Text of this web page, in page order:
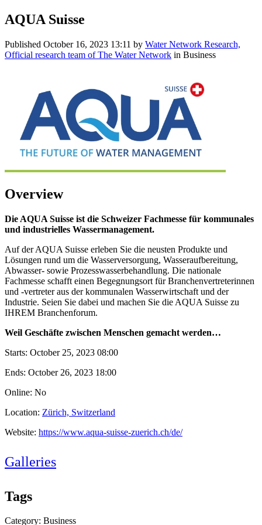
AQUA Suisse
Published October 16, 2023 13:11 by Water Network Research,
Official research team of The Water Network in Business
Overview
Die AQUA Suisse ist die Schweizer Fachmesse für kommunales
und industrielles Wassermanagement.
Auf der AQUA Suisse erleben Sie die neusten Produkte und
Lösungen rund um die Wasserversorgung, Wasseraufbereitung,
Abwasser- sowie Prozesswasserbehandlung. Die nationale
Fachmesse schafft einen Begegnungsort für Branchenvertreterinnen
und -vertreter aus der kommunalen Wasserwirtschaft und der
Industrie. Seien Sie dabei und machen Sie die AQUA Suisse zu
IHREM Branchenforum.
Weil Geschäfte zwischen Menschen gemacht werden…
Starts: October 25, 2023 08:00
Ends: October 26, 2023 18:00
Online: No
Location: Zürich, Switzerland
Website: https://www.aqua-suisse-zuerich.ch/de/
Galleries
Tags
Category: Business